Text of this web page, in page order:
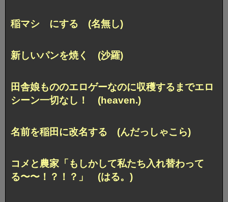
稲マシ にする (名無し)
新しいパンを焼く (沙羅)
田舎娘もののエロゲーなのに収穫するまでエロ
シーン一切なし！ (heaven.)
名前を稲田に改名する (んだっしゃこら)
コメと農家「もしかして私たち入れ替わって
る〜〜！？！？」 (はる。)